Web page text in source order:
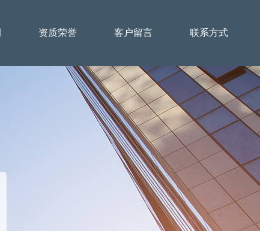
资质荣誉 客户留言 联系方式